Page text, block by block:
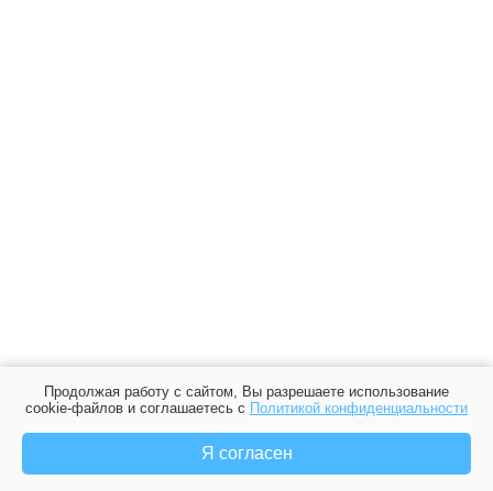
Продолжая работу с сайтом, Вы разрешаете использование
cookie-файлов и соглашаетесь с Политикой конфиденциальности
Я согласен